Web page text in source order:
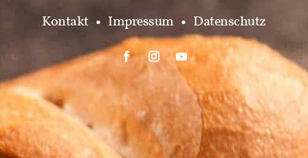
Kontakt • Impressum • Datenschutz